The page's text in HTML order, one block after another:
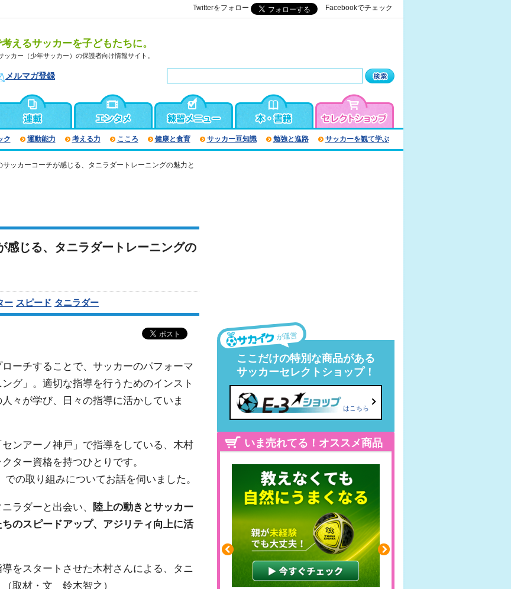
Twitterをフォロー Facebookでチェック
えるサッカーを子どもたちに。
ッカー（少年サッカー）の保護者向け情報サイト。
メルマガ登録
ク 運動能力 考える力 こころ 健康と食育 サッカー豆知識 勉強と進路 サッカーを観て学ぶ
サッカーコーチが感じる、タニラダートレーニングの魅力と
感じる、タニラダートレーニングの
ー スピード タニラダー
ーチすることで、サッカーのパフォーマ
グ」。適切な指導を行うためのインスト
々が学び、日々の指導に活かしていま
ンアーノ神戸」で指導をしている、木村
ター資格を持つひとりです。
での取り組みについてお話を伺いました。
ラダーと出会い、 陸上の動きとサッカー
のスピードアップ、アジリティ向上に活
をスタートさせた木村さんによる、タニ
取材・文 鈴木智之）
が運営
ここだけの特別な商品がある
サッカーセレクトショップ！
はこちら
いま売れてる！オススメ商品